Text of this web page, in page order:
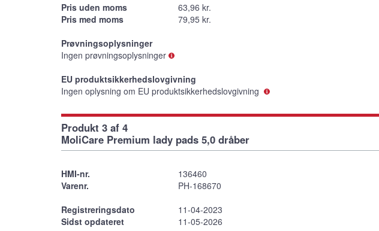
Pris uden moms
63,96 kr.
Pris med moms
79,95 kr.
Prøvningsoplysninger
Ingen prøvningsoplysninger
EU produktsikkerhedslovgivning
Ingen oplysning om EU produktsikkerhedslovgivning
Produkt 3 af 4
MoliCare Premium lady pads 5,0 dråber
HMI-nr.
136460
Varenr.
PH-168670
Registreringsdato
11-04-2023
Sidst opdateret
11-05-2026